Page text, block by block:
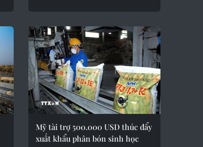
Mỹ tài trợ 500.000 USD thúc đẩy
xuất khẩu phân bón sinh học